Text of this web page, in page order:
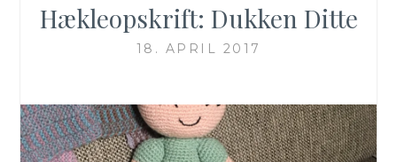
Hækleopskrift: Dukken Ditte
18. APRIL 2017